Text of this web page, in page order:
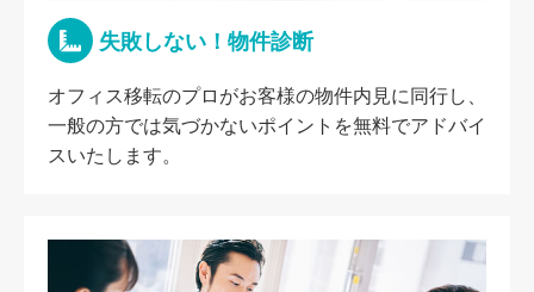
失敗しない！物件診断
オフィス移転のプロがお客様の物件内見に同行し、
一般の方では気づかないポイントを無料でアドバイ
スいたします。